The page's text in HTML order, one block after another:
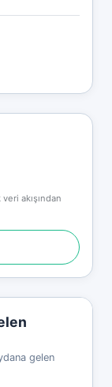
akışından
gelen